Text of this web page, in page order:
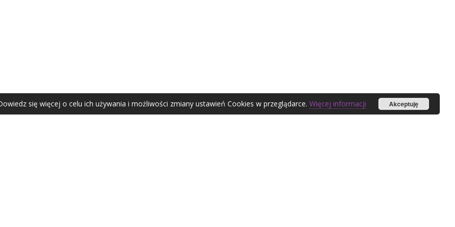
Agata Zubel © 2021
się więcej o celu ich używania i możliwości zmiany ustawień Cookies w przeglądarce. Więcej informacji Akceptuję